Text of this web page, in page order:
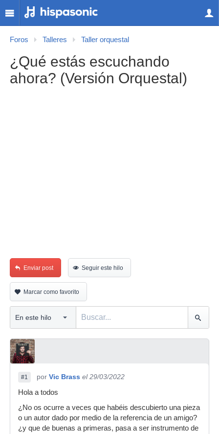
Foros Talleres Taller orquestal
¿Qué estás escuchando
ahora? (Versión Orquestal)
Enviar post Seguir este hilo
Marcar como favorito
#1 por Vic Brass el 29/03/2022
Hola a todos
¿No os ocurre a veces que habéis descubierto una pieza
o un autor dado por medio de la referencia de un amigo?
¿y que de buenas a primeras, pasa a ser instrumento de